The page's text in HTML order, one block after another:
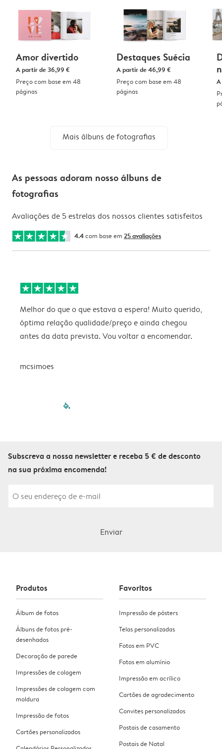
Amor divertido
A partir de36,99 €
Preço com base em 48
páginas
Destaques Suécia
A partir de46,99 €
Preço com base em 48
páginas
Mais álbuns de fotografias
As pessoas adoram nosso álbuns de
fotografias
Avaliações de 5 estrelas dos nossos clientes satisfeitos
4.4com base em 25 avaliações
Melhor do que o que estava a espera! Muito querido,
óptima relação qualidade/preço e ainda chegou
antes da data prevista. Vou voltar a encomendar.
mcsimoes
filled-pagination
Subscreva a nossa newsletter e receba 5 € de desconto
na sua próxima encomenda!
Enviar
Produtos
Álbum de fotos
Álbuns de fotos pré-
desenhados
Decoração de parede
Impressões de colagem
Impressões de colagem com
moldura
Impressão de fotos
Cartões personalizados
Favoritos
Impressão de pósters
Telas personalizadas
Fotos em PVC
Fotos em alumínio
Impressão em acrílico
Cartões de agradecimento
Convites personalizados
Postais de casamento
Postais de Natal